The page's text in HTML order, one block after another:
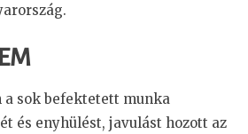
a sok befektetett munka
és enyhülést, javulást hozott az